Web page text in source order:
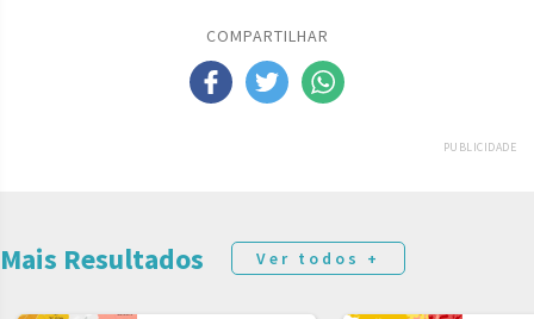
COMPARTILHAR
PUBLICIDADE
Mais Resultados Ver todos +